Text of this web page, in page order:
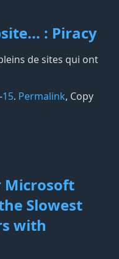
: Piracy
de sites qui ont
-15. Permalink, Copy
Microsoft
Slowest
with